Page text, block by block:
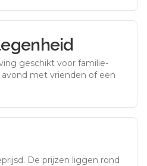
geschikt voor familie-
met vrienden of een
. De prijzen liggen rond